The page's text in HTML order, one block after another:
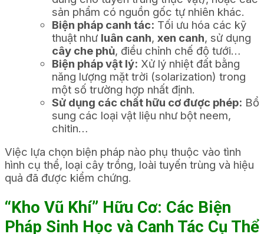
sản phẩm có nguồn gốc tự nhiên khác.
Biện pháp canh tác: Tối ưu hóa các kỹ
thuật như luân canh, xen canh, sử dụng
cây che phủ, điều chỉnh chế độ tưới…
Biện pháp vật lý: Xử lý nhiệt đất bằng
năng lượng mặt trời (solarization) trong
một số trường hợp nhất định.
Sử dụng các chất hữu cơ được phép: Bổ
sung các loại vật liệu như bột neem,
chitin…
Việc lựa chọn biện pháp nào phụ thuộc vào tình
hình cụ thể, loại cây trồng, loài tuyến trùng và hiệu
quả đã được kiểm chứng.
“Kho Vũ Khí” Hữu Cơ: Các Biện
Pháp Sinh Học và Canh Tác Cụ Thể